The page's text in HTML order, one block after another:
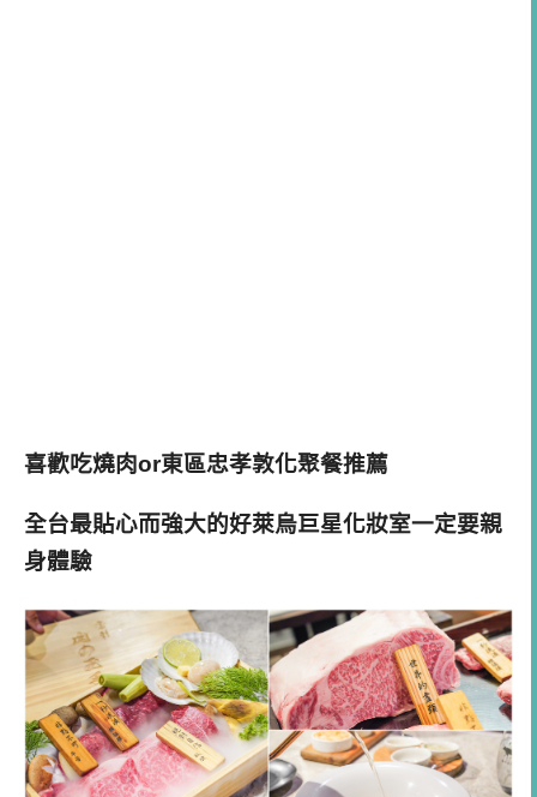
全台最夢幻的和牛燒肉『樂軒和牛專門店』期間限
定『雲夢幻玉手箱』